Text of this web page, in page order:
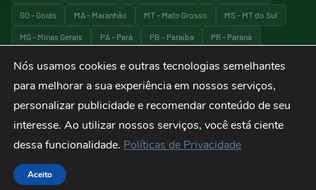
Nós usamos cookies e outras tecnologias semelhantes
para melhorar a sua experiência em nossos serviços,
personalizar publicidade e recomendar conteúdo de seu
interesse. Ao utilizar nossos serviços, você está ciente
dessa funcionalidade. Políticas de Privacidade
Aceito
GO – Goiás MA – Maranhão MT – Mato Grosso MS – MT do Sul
MG – Minas Gerais PA – Pará PB – Paraíba PR – Paraná
RS – RG do Sul RR – Roraima SC – Santa Catarina
SP – São Paulo SE – Sergipe TO – Tocantins
© 2026 Explora Brasil — Todos os direitos reservados. Viagens, turismo e